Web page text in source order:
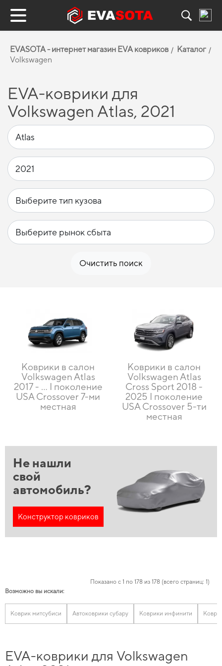
EVASOTA - интернет магазин EVA ковриков
Каталог
Volkswagen
EVA-коврики для
Volkswagen Atlas, 2021
Очистить поиск
Коврики в салон
Volkswagen Atlas
2017 - ... I поколение
USA Crossover 7-ми
местная
Коврики в салон
Volkswagen Atlas
Cross Sport 2018 -
2025 I поколение
USA Crossover 5-ти
местная
Не нашли
свой
автомобиль?
Конструктор ковриков
Показано с 1 по 178 из 178 (всего страниц: 1)
Возможно вы искали:
Коврик митсубиси Автоковрики субару Коврики инфинити
EVA-коврики для Volkswagen